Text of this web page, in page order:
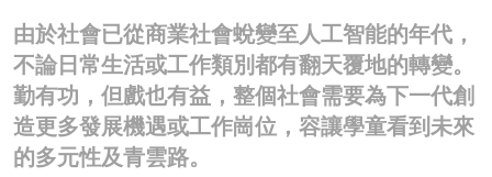
商業
科技
影片
由於社會已從商業社會蛻變至人工智能的年代，
不論日常生活或工作類別都有翻天覆地的轉變。
勤有功，但戲也有益，整個社會需要為下一代創
造更多發展機遇或工作崗位，容讓學童看到未來
的多元性及青雲路。